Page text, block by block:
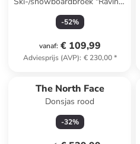
zwart
-52%
vanaf: € 109,99
Adviesprijs (AVP): € 230,00*
The North Face
Donsjas rood
-32%